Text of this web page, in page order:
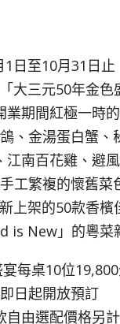
1日至10月31日止
大三元50年金色
業期間紅極一時
、金湯蛋白蟹、
江南百花雞、避
工繁複的懷舊菜
上架的50款香檳
is New」的粵菜
每桌10位
即日起開放預訂
自由選配價格另計